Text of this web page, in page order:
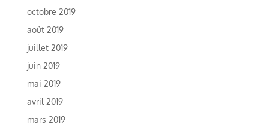
octobre 2019
août 2019
juillet 2019
juin 2019
mai 2019
avril 2019
mars 2019